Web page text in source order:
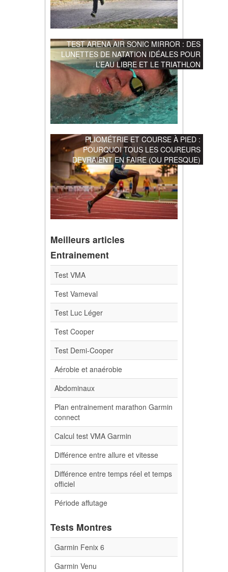
TEST ARENA AIR SONIC MIRROR : DES
LUNETTES DE NATATION IDÉALES POUR
L’EAU LIBRE ET LE TRIATHLON
PLIOMÉTRIE ET COURSE À PIED :
POURQUOI TOUS LES COUREURS
DEVRAIENT EN FAIRE (OU PRESQUE)
Meilleurs articles
Entrainement
Test VMA
Test Vameval
Test Luc Léger
Test Cooper
Test Demi-Cooper
Aérobie et anaérobie
Abdominaux
Plan entrainement marathon Garmin
connect
Calcul test VMA Garmin
Différence entre allure et vitesse
Différence entre temps réel et temps
officiel
Période affutage
Tests Montres
Garmin Fenix 6
Garmin Venu